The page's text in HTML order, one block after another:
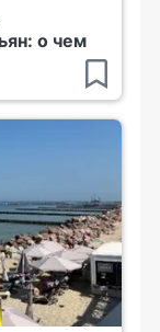
о чем